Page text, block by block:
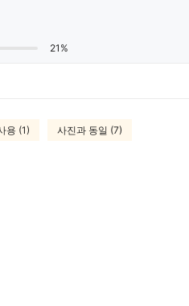
21%
용 (1) 사진과 동일 (7)